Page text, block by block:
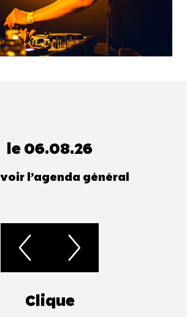
le 06.08.26
voir l’agenda général
Clique